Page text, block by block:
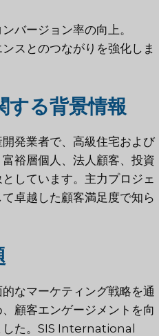
バージョン率の向上。
スとのつながりを強化しま
する背景情報
発業者で、高級住宅および
裕層個人、法人顧客、投資
しています。主力プロジェ
卓越した顧客満足度で知ら
なマーケティング戦略を通
顧客エンゲージメントを向
した。SIS International